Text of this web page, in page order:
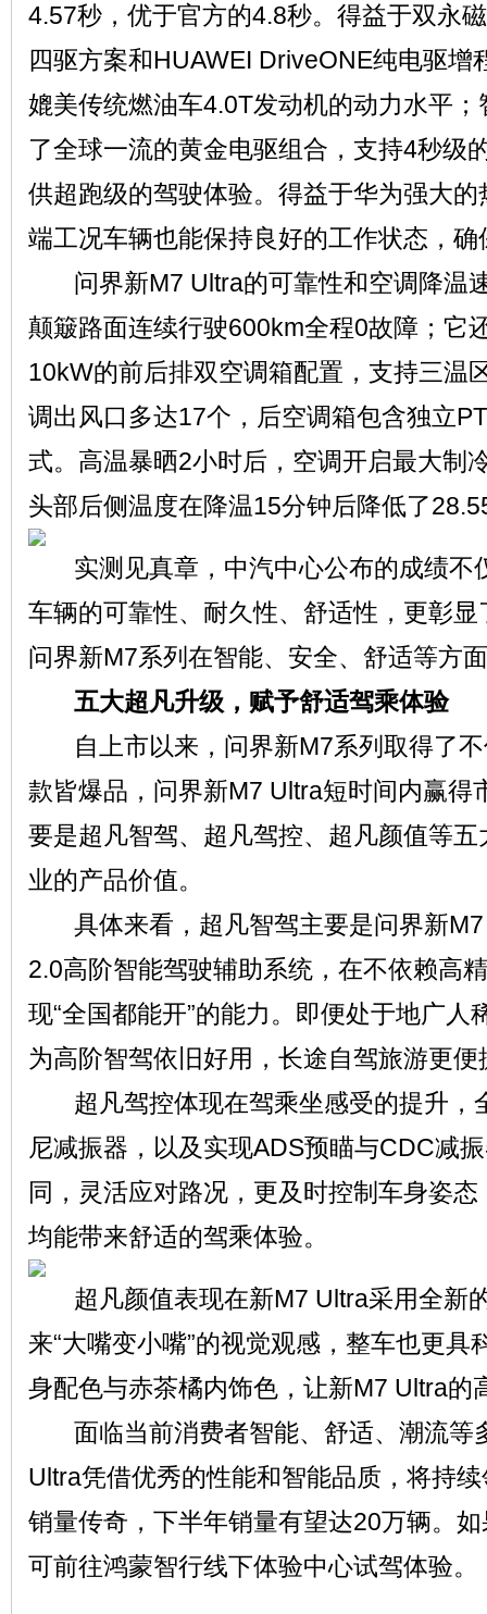
4.57秒，优于官方的4.8秒。得益于双永
四驱方案和HUAWEI DriveONE纯电驱增
媲美传统燃油车4.0T发动机的动力水平；
了全球一流的黄金电驱组合，支持4秒级
供超跑级的驾驶体验。得益于华为强大
端工况车辆也能保持良好的工作状态，
问界新M7 Ultra的可靠性和空调降温
颠簸路面连续行驶600km全程0故障；它
10kW的前后排双空调箱配置，支持三温
调出风口多达17个，后空调箱包含独立
式。高温暴晒2小时后，空调开启最大制
头部后侧温度在降温15分钟后降低了
实测见真章，中汽中心公布的成绩不
车辆的可靠性、耐久性、舒适性，更彰
问界新M7系列在智能、安全、舒适等方
五大超凡升级，赋予舒适驾乘体验
自上市以来，问界新M7系列取得了不
款皆爆品，问界新M7 Ultra短时间内赢得
要是超凡智驾、超凡驾控、超凡颜值等
业的产品价值。
具体来看，超凡智驾主要是问界新M7
2.0高阶智能驾驶辅助系统，在不依赖高
现“全国都能开”的能力。即便处于地广人
为高阶智驾依旧好用，长途自驾旅游更便
超凡驾控体现在驾乘坐感受的提升，
尼减振器，以及实现ADS预瞄与CDC减
同，灵活应对路况，更及时控制车身姿
均能带来舒适的驾乘体验。
超凡颜值表现在新M7 Ultra采用全新
来“大嘴变小嘴”的视觉观感，整车也更具
身配色与赤茶橘内饰色，让新M7 Ultra的
面临当前消费者智能、舒适、潮流等
Ultra凭借优秀的性能和智能品质，将持
销量传奇，下半年销量有望达20万辆。
可前往鸿蒙智行线下体验中心试驾体验。